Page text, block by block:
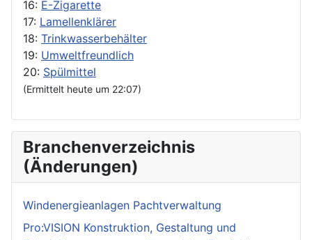
16: E-Zigarette
17: Lamellenklärer
18: Trinkwasserbehälter
19: Umweltfreundlich
20: Spülmittel
(Ermittelt heute um 22:07)
Branchenverzeichnis
(Änderungen)
Windenergieanlagen Pachtverwaltung
Pro:VISION Konstruktion, Gestaltung und